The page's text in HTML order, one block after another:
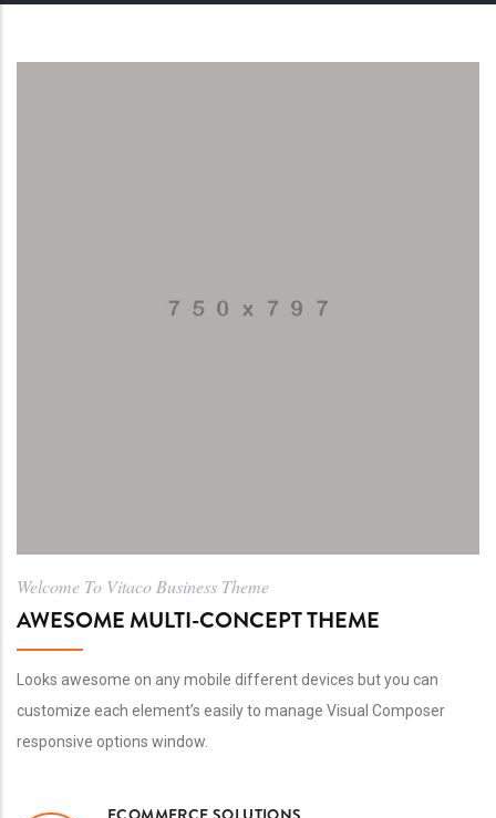
Welcome To Vitaco Business Theme
AWESOME MULTI-CONCEPT THEME
Looks awesome on any mobile different devices but you can
customize each element’s easily to manage Visual Composer
responsive options window.